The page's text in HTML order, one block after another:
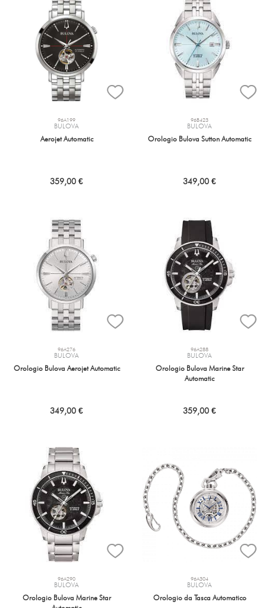
96A199
BULOVA
Aerojet Automatic
359,00 €
96B423
BULOVA
Orologio Bulova Sutton Automatic
349,00 €
96A276
BULOVA
Orologio Bulova Aerojet Automatic
349,00 €
96A288
BULOVA
Orologio Bulova Marine Star
Automatic
359,00 €
96A290
BULOVA
Orologio Bulova Marine Star
96A304
BULOVA
Orologio da Tasca Automatico